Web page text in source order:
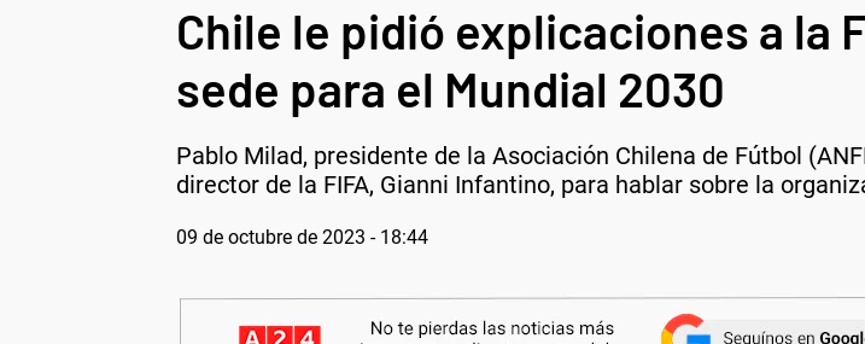
Chile le pidió explicaciones a la
sede para el Mundial 2030
Pablo Milad, presidente de la Asociación Chilena de Fútbol
director de la FIFA, Gianni Infantino, para hablar sobre la
09 de octubre de 2023 - 18:44